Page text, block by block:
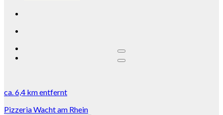
ca.6,4 kmentfernt
Pizzeria Wacht am Rhein